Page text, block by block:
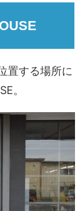
置する場所に
。